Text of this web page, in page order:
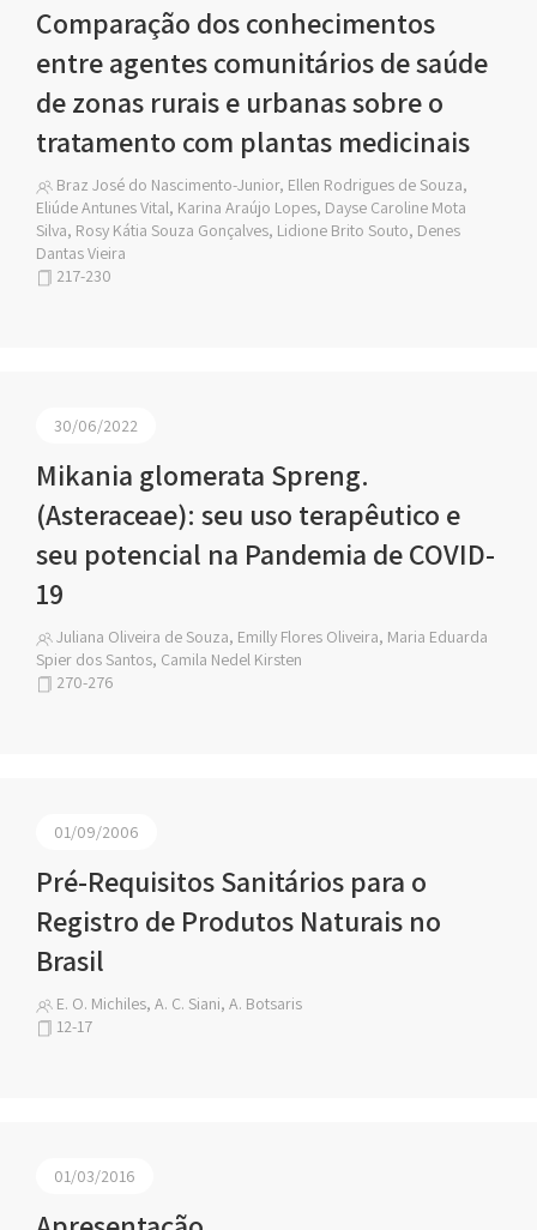
Comparação dos conhecimentos
entre agentes comunitários de saúde
de zonas rurais e urbanas sobre o
tratamento com plantas medicinais
Braz José do Nascimento-Junior, Ellen Rodrigues de Souza,
Eliúde Antunes Vital, Karina Araújo Lopes, Dayse Caroline Mota
Silva, Rosy Kátia Souza Gonçalves, Lidione Brito Souto, Denes
Dantas Vieira
217-230
30/06/2022
Mikania glomerata Spreng.
(Asteraceae): seu uso terapêutico e
seu potencial na Pandemia de COVID-
19
Juliana Oliveira de Souza, Emilly Flores Oliveira, Maria Eduarda
Spier dos Santos, Camila Nedel Kirsten
270-276
01/09/2006
Pré-Requisitos Sanitários para o
Registro de Produtos Naturais no
Brasil
E. O. Michiles, A. C. Siani, A. Botsaris
12-17
01/03/2016